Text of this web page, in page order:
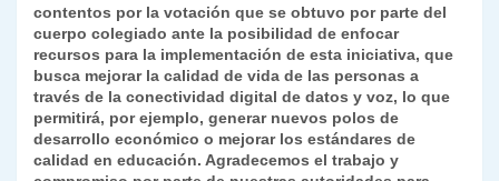
contentos por la votación que se obtuvo por parte del
cuerpo colegiado ante la posibilidad de enfocar
recursos para la implementación de esta iniciativa, que
busca mejorar la calidad de vida de las personas a
través de la conectividad digital de datos y voz, lo que
permitirá, por ejemplo, generar nuevos polos de
desarrollo económico o mejorar los estándares de
calidad en educación. Agradecemos el trabajo y